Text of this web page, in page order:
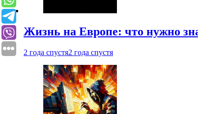
Жизнь на Европе: что нужно
2 года спустя2 года спустя